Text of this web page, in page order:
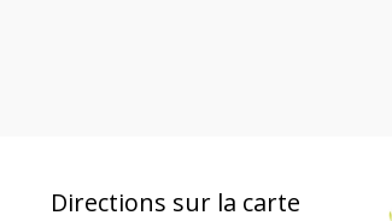
Directions sur la carte